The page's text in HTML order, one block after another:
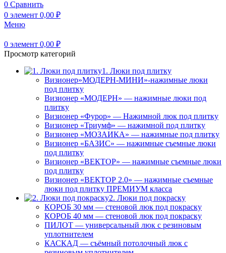
0 Сравнить
0 элемент 0,00 ₽
Меню
0 элемент 0,00 ₽
Просмотр категорий
1. Люки под плитку
Визионер»МОДЕРН-МИНИ»-нажимные люки
под плитку
Визионер «МОДЕРН» — нажимные люки под
плитку
Визионер «Фурор» — Нажимной люк под плитку
Визионер «Триумф» — нажимной под плитку
Визионер «МОЗАИКА» — нажимные под плитку
Визионер «БАЗИС» — нажимные съемные люки
под плитку
Визионер «ВЕКТОР» — нажимные съемные люки
под плитку
Визионер «ВЕКТОР 2.0» — нажимные съемные
люки под плитку ПРЕМИУМ класса
2. Люки под покраску
КОРОБ 30 мм — стеновой люк под покраску
КОРОБ 40 мм — стеновой люк под покраску
ПИЛОТ — универсальный люк с резиновым
уплотнителем
КАСКАД — съёмный потолочный люк с